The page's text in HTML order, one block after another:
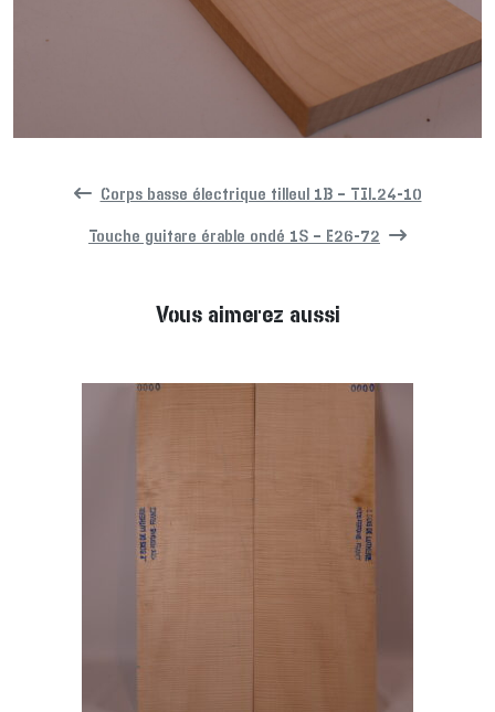
Corps basse électrique tilleul 1B – TIL24-10
Touche guitare érable ondé 1S – E26-72
Vous aimerez aussi